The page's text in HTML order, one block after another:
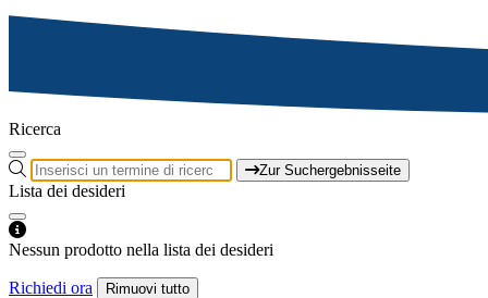
Ricerca
Zur Suchergebnisseite
Lista dei desideri
Nessun prodotto nella lista dei desideri
Richiedi ora Rimuovi tutto